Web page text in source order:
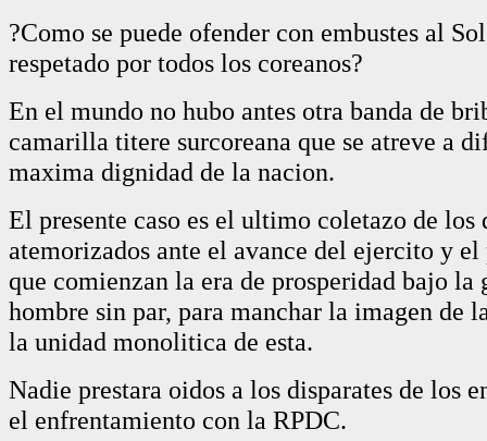
?Como se puede ofender con embustes al
respetado por todos los coreanos?
En el mundo no hubo antes otra banda de
camarilla titere surcoreana que se atreve a
maxima dignidad de la nacion.
El presente caso es el ultimo coletazo de los
atemorizados ante el avance del ejercito y el
que comienzan la era de prosperidad bajo la
hombre sin par, para manchar la imagen de
la unidad monolitica de esta.
Nadie prestara oidos a los disparates de los
el enfrentamiento con la RPDC.